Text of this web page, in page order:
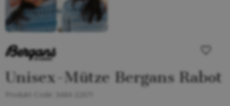
Unisex-Mütze Bergans Rabot